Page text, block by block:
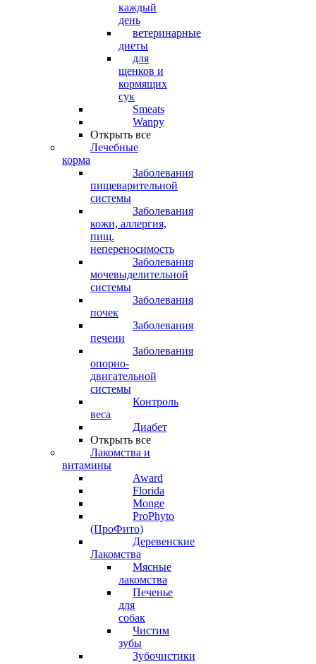
каждый
день
ветеринарные
диеты
для
щенков и
кормящих
сук
Smeats
Wanpy
Открыть все
Лечебные
корма
Заболевания
пищеварительной
системы
Заболевания
кожи, аллергия,
пищ.
непереносимость
Заболевания
мочевыделительной
системы
Заболевания
почек
Заболевания
печени
Заболевания
опорно-
двигательной
системы
Контроль
веса
Диабет
Открыть все
Лакомства и
витамины
Award
Florida
Monge
ProPhyto
(ПроФито)
Деревенские
Лакомства
Мясные
лакомства
Печенье
для
собак
Чистим
зубы
Зубочистики